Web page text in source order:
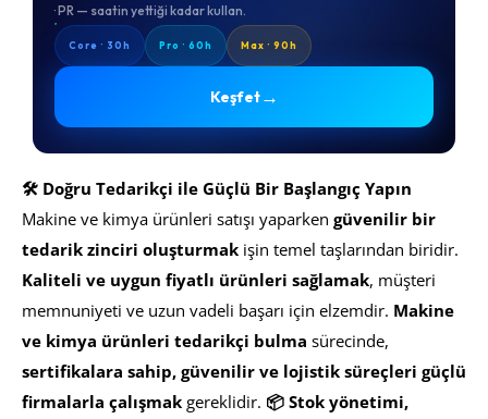
· PR — saatin yettiği kadar kullan.
Core · 30h Pro · 60h Max · 90h
Keşfet→
🛠️ Doğru Tedarikçi ile Güçlü Bir Başlangıç Yapın
Makine ve kimya ürünleri satışı yaparken güvenilir bir
tedarik zinciri oluşturmak işin temel taşlarından biridir.
Kaliteli ve uygun fiyatlı ürünleri sağlamak, müşteri
memnuniyeti ve uzun vadeli başarı için elzemdir. Makine
ve kimya ürünleri tedarikçi bulma sürecinde,
sertifikalara sahip, güvenilir ve lojistik süreçleri güçlü
firmalarla çalışmak gereklidir. 📦 Stok yönetimi,